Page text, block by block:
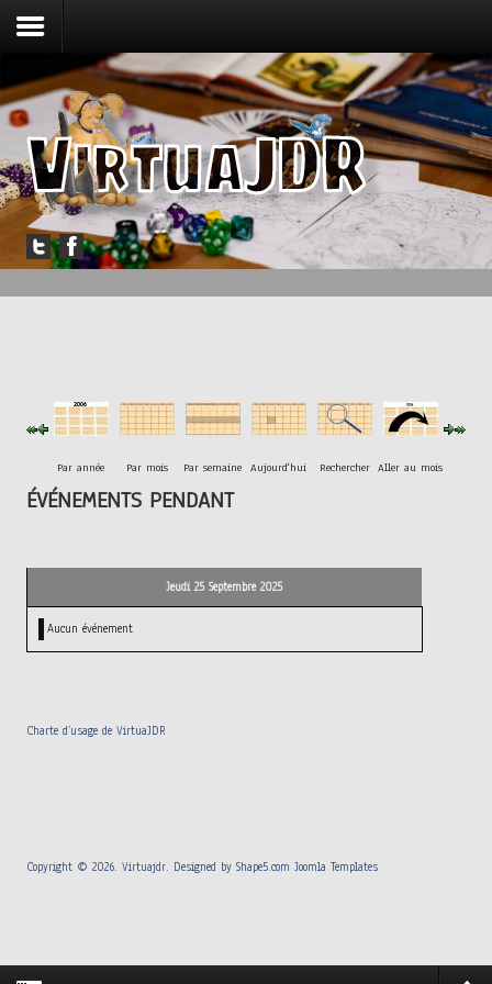
Accueil
Forum
Jouer
Messagerie
Par année Par mois Par semaine Aujourd'hui Rechercher Aller au mois
ÉVÉNEMENTS PENDANT
Jeudi 25 Septembre 2025
Aucun événement
Charte d’usage de VirtuaJDR
Copyright © 2026. Virtuajdr. Designed by Shape5.com Joomla Templates